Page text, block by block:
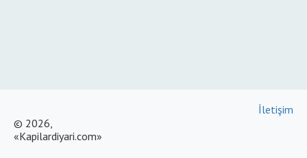
© 2026,
«Kapilardiyari.com»
İletişim